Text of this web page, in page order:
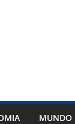
MUNDO